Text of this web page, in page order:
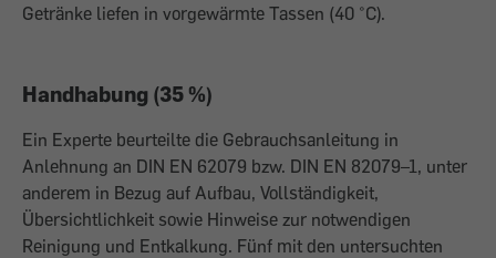
Getränke liefen in vorgewärmte Tassen (40 °C).
Handhabung (35 %)
Ein Experte beurteilte die Gebrauchsanleitung in
Anlehnung an DIN EN 62079 bzw. DIN EN 82079–1, unter
anderem in Bezug auf Aufbau, Vollständigkeit,
Übersichtlichkeit sowie Hinweise zur notwendigen
Reinigung und Entkalkung. Fünf mit den untersuchten